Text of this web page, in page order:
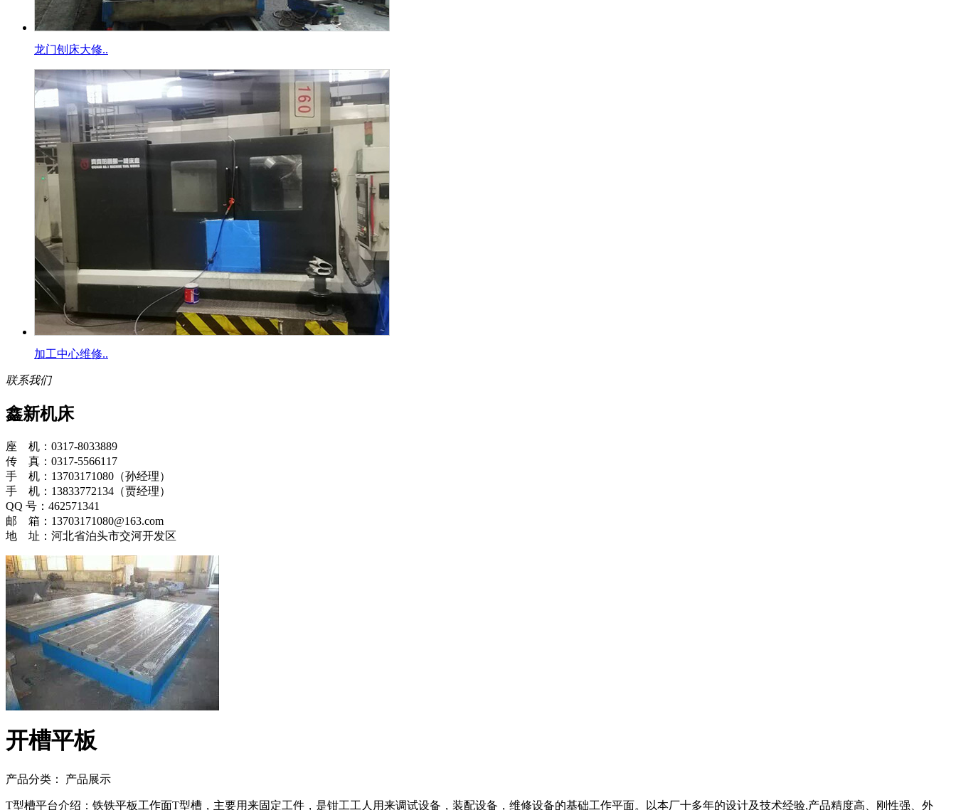
龙门刨床大修..
加工中心维修..
联系我们
鑫新机床
座 机：0317-8033889
传 真：0317-5566117
手 机：13703171080（孙经理）
手 机：13833772134（贾经理）
QQ 号：462571341
邮 箱：13703171080@163.com
地 址：河北省泊头市交河开发区
开槽平板
产品分类： 产品展示
T型槽平台介绍：铁铁平板工作面T型槽，主要用来固定工件，是钳工工人用来调试设备，装配设备，维修设备的基础工作平面。以本厂十多年的设计及技术经验,产品精度高、刚性强、外